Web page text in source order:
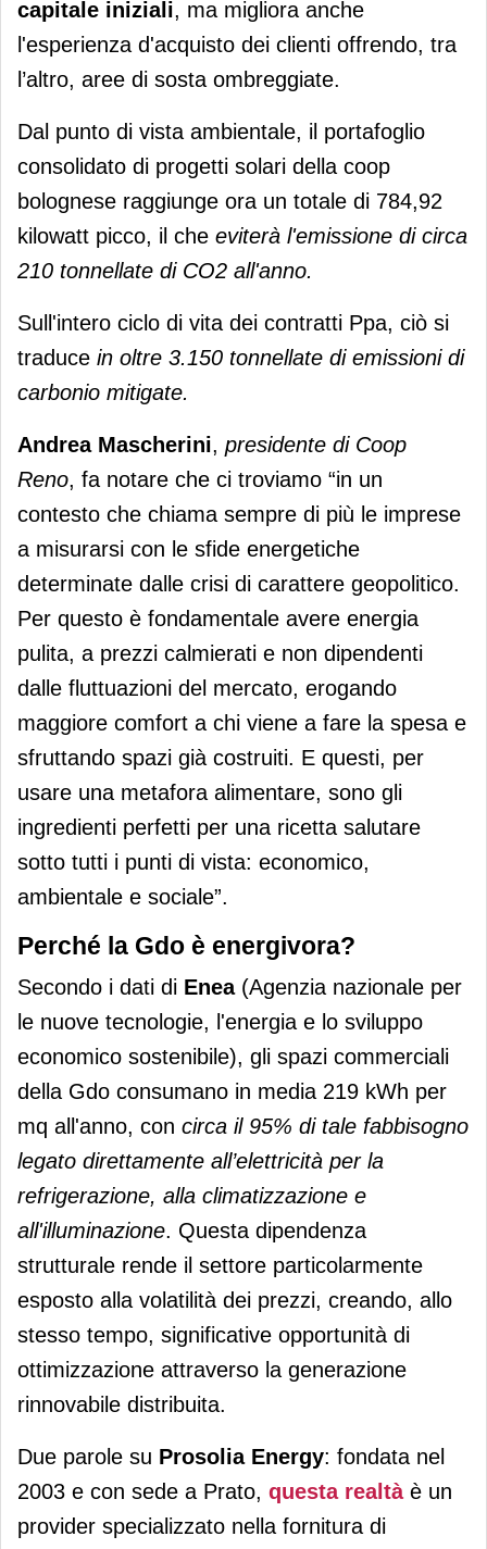
capitale iniziali, ma migliora anche
l'esperienza d'acquisto dei clienti offrendo, tra
l’altro, aree di sosta ombreggiate.
Dal punto di vista ambientale, il portafoglio
consolidato di progetti solari della coop
bolognese raggiunge ora un totale di 784,92
kilowatt picco, il che eviterà l'emissione di circa
210 tonnellate di CO2 all'anno.
Sull'intero ciclo di vita dei contratti Ppa, ciò si
traduce in oltre 3.150 tonnellate di emissioni di
carbonio mitigate.
Andrea Mascherini, presidente di Coop
Reno, fa notare che ci troviamo “in un
contesto che chiama sempre di più le imprese
a misurarsi con le sfide energetiche
determinate dalle crisi di carattere geopolitico.
Per questo è fondamentale avere energia
pulita, a prezzi calmierati e non dipendenti
dalle fluttuazioni del mercato, erogando
maggiore comfort a chi viene a fare la spesa e
sfruttando spazi già costruiti. E questi, per
usare una metafora alimentare, sono gli
ingredienti perfetti per una ricetta salutare
sotto tutti i punti di vista: economico,
ambientale e sociale”.
Perché la Gdo è energivora?
Secondo i dati di Enea (Agenzia nazionale per
le nuove tecnologie, l'energia e lo sviluppo
economico sostenibile), gli spazi commerciali
della Gdo consumano in media 219 kWh per
mq all'anno, con circa il 95% di tale fabbisogno
legato direttamente all’elettricità per la
refrigerazione, alla climatizzazione e
all'illuminazione. Questa dipendenza
strutturale rende il settore particolarmente
esposto alla volatilità dei prezzi, creando, allo
stesso tempo, significative opportunità di
ottimizzazione attraverso la generazione
rinnovabile distribuita.
Due parole su Prosolia Energy: fondata nel
2003 e con sede a Prato, questa realtàè un
provider specializzato nella fornitura di